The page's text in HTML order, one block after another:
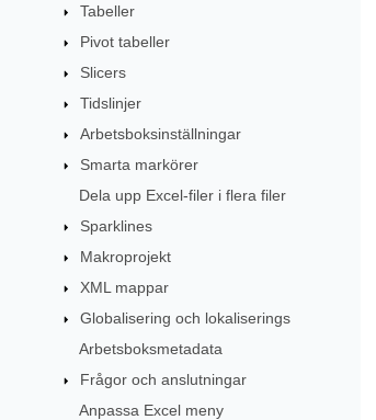
Tabeller
Pivot tabeller
Slicers
Tidslinjer
Arbetsboksinställningar
Smarta markörer
Dela upp Excel-filer i flera filer
Sparklines
Makroprojekt
XML mappar
Globalisering och lokaliserings
Arbetsboksmetadata
Frågor och anslutningar
Anpassa Excel meny